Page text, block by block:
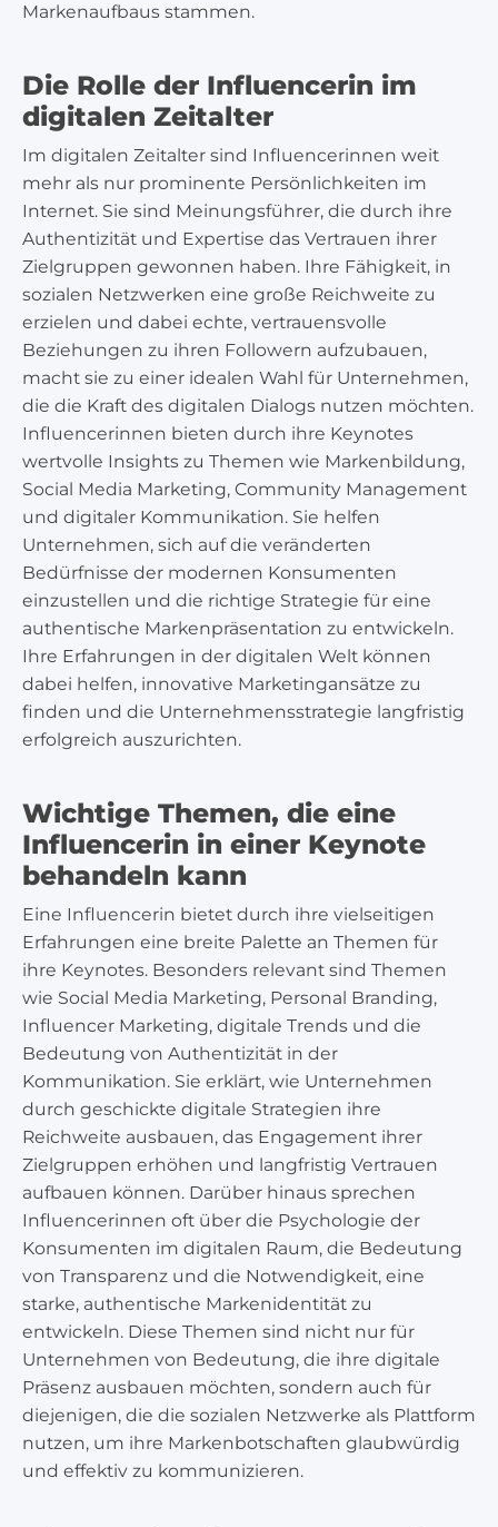
Markenaufbaus stammen.
Die Rolle der Influencerin im
digitalen Zeitalter
Im digitalen Zeitalter sind Influencerinnen weit
mehr als nur prominente Persönlichkeiten im
Internet. Sie sind Meinungsführer, die durch ihre
Authentizität und Expertise das Vertrauen ihrer
Zielgruppen gewonnen haben. Ihre Fähigkeit, in
sozialen Netzwerken eine große Reichweite zu
erzielen und dabei echte, vertrauensvolle
Beziehungen zu ihren Followern aufzubauen,
macht sie zu einer idealen Wahl für Unternehmen,
die die Kraft des digitalen Dialogs nutzen möchten.
Influencerinnen bieten durch ihre Keynotes
wertvolle Insights zu Themen wie Markenbildung,
Social Media Marketing, Community Management
und digitaler Kommunikation. Sie helfen
Unternehmen, sich auf die veränderten
Bedürfnisse der modernen Konsumenten
einzustellen und die richtige Strategie für eine
authentische Markenpräsentation zu entwickeln.
Ihre Erfahrungen in der digitalen Welt können
dabei helfen, innovative Marketingansätze zu
finden und die Unternehmensstrategie langfristig
erfolgreich auszurichten.
Wichtige Themen, die eine
Influencerin in einer Keynote
behandeln kann
Eine Influencerin bietet durch ihre vielseitigen
Erfahrungen eine breite Palette an Themen für
ihre Keynotes. Besonders relevant sind Themen
wie Social Media Marketing, Personal Branding,
Influencer Marketing, digitale Trends und die
Bedeutung von Authentizität in der
Kommunikation. Sie erklärt, wie Unternehmen
durch geschickte digitale Strategien ihre
Reichweite ausbauen, das Engagement ihrer
Zielgruppen erhöhen und langfristig Vertrauen
aufbauen können. Darüber hinaus sprechen
Influencerinnen oft über die Psychologie der
Konsumenten im digitalen Raum, die Bedeutung
von Transparenz und die Notwendigkeit, eine
starke, authentische Markenidentität zu
entwickeln. Diese Themen sind nicht nur für
Unternehmen von Bedeutung, die ihre digitale
Präsenz ausbauen möchten, sondern auch für
diejenigen, die die sozialen Netzwerke als Plattform
nutzen, um ihre Markenbotschaften glaubwürdig
und effektiv zu kommunizieren.